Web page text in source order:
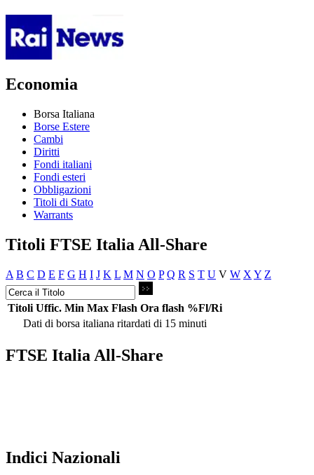
Economia
Borsa Italiana
Borse Estere
Cambi
Diritti
Fondi italiani
Fondi esteri
Obbligazioni
Titoli di Stato
Warrants
Titoli FTSE Italia All-Share
A B C D E F G H I J K L M N O P Q R S T U V W X Y Z
Titoli Uffic. Min Max Flash Ora flash %Fl/Ri
Dati di borsa italiana ritardati di 15 minuti
FTSE Italia All-Share
Indici Nazionali